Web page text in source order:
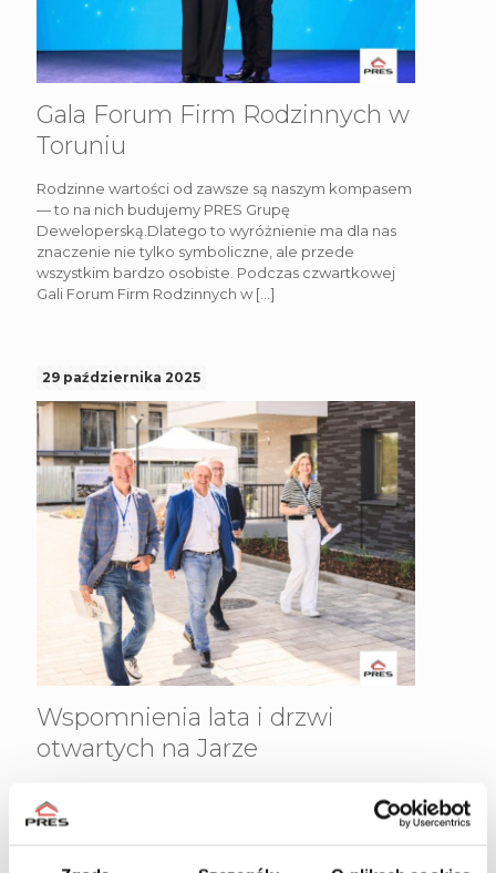
Gala Forum Firm Rodzinnych w
Toruniu
Rodzinne wartości od zawsze są naszym kompasem
— to na nich budujemy PRES Grupę
Deweloperską.Dlatego to wyróżnienie ma dla nas
znaczenie nie tylko symboliczne, ale przede
wszystkim bardzo osobiste. Podczas czwartkowej
Gali Forum Firm Rodzinnych w […]
29 października 2025
Wspomnienia lata i drzwi
otwartych na Jarze
myślami do końcówki wakacji i Dni Otwartych na